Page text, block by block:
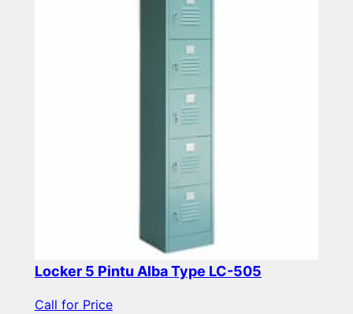
Locker 5 Pintu Alba Type LC-505
Call for Price